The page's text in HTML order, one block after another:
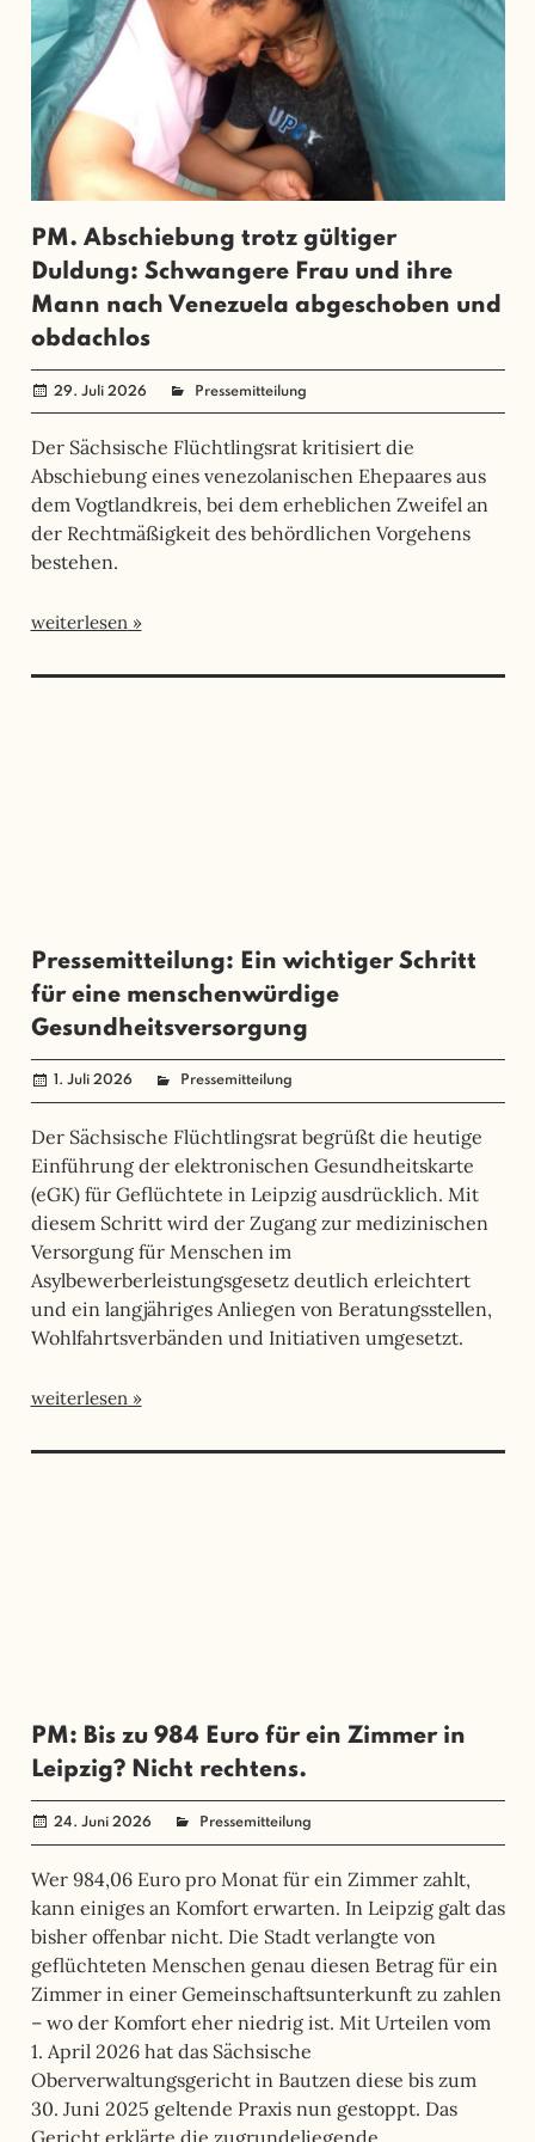
PM. Abschiebung trotz gültiger
Duldung: Schwangere Frau und ihre
Mann nach Venezuela abgeschoben und
obdachlos
29. Juli 2026 SerhiiSvynarets
Pressemitteilung
Der Sächsische Flüchtlingsrat kritisiert die
Abschiebung eines venezolanischen Ehepaares aus
dem Vogtlandkreis, bei dem erheblichen Zweifel an
der Rechtmäßigkeit des behördlichen Vorgehens
bestehen.
weiterlesen
Pressemitteilung: Ein wichtiger Schritt
für eine menschenwürdige
Gesundheitsversorgung
1. Juli 2026 Steffen Miroll admin
Pressemitteilung
Der Sächsische Flüchtlingsrat begrüßt die heutige
Einführung der elektronischen Gesundheitskarte
(eGK) für Geflüchtete in Leipzig ausdrücklich. Mit
diesem Schritt wird der Zugang zur medizinischen
Versorgung für Menschen im
Asylbewerberleistungsgesetz deutlich erleichtert
und ein langjähriges Anliegen von Beratungsstellen,
Wohlfahrtsverbänden und Initiativen umgesetzt.
weiterlesen
PM: Bis zu 984 Euro für ein Zimmer in
Leipzig? Nicht rechtens.
24. Juni 2026 angela mueller
Pressemitteilung
Wer 984,06 Euro pro Monat für ein Zimmer zahlt,
kann einiges an Komfort erwarten. In Leipzig galt das
bisher offenbar nicht. Die Stadt verlangte von
geflüchteten Menschen genau diesen Betrag für ein
Zimmer in einer Gemeinschaftsunterkunft zu zahlen
– wo der Komfort eher niedrig ist. Mit Urteilen vom
1. April 2026 hat das Sächsische
Oberverwaltungsgericht in Bautzen diese bis zum
30. Juni 2025 geltende Praxis nun gestoppt. Das
Gericht erklärte die zugrundeliegende